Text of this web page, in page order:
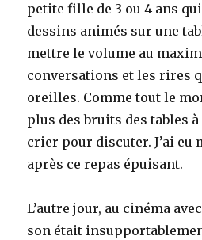
petite fille de 3 ou 4 ans
dessins animés sur une
mettre le volume au
conversations et les rires
oreilles. Comme tout le
plus des bruits des tables
crier pour discuter. J’ai eu
après ce repas épuisant.
L’autre jour, au cinéma
son était